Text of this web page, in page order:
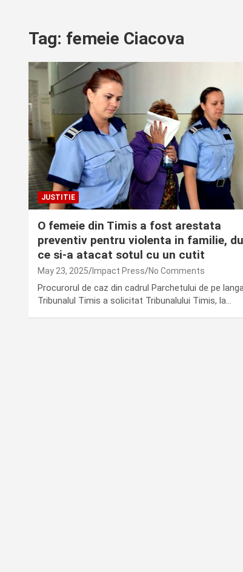
Tag: femeie Ciacova
JUSTITIE
O femeie din Timis a fost arestata
preventiv pentru violenta in familie,
ce si-a atacat sotul cu un cutit
May 23, 2025 Impact Press No Comments
Procurorul de caz din cadrul Parchetului de pe
Tribunalul Timis a solicitat Tribunalului Timis, la…